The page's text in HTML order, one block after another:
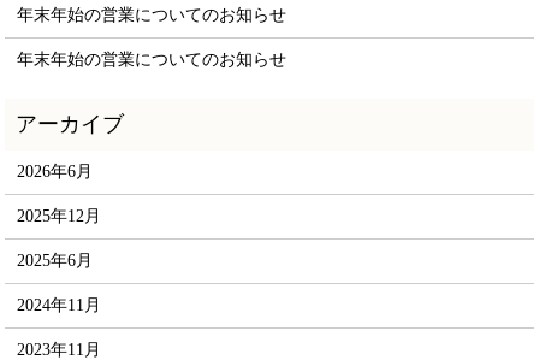
年末年始の営業についてのお知らせ
年末年始の営業についてのお知らせ
2026年6月
2025年12月
2025年6月
2024年11月
2023年11月